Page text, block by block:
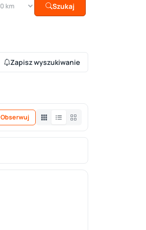
Szukaj
Zapisz wyszukiwanie
Obserwuj